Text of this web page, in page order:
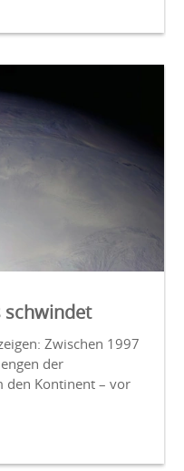
schwindet
Zwischen 1997
der
den Kontinent – vor